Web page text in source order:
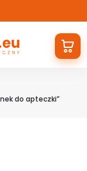
do apteczki”